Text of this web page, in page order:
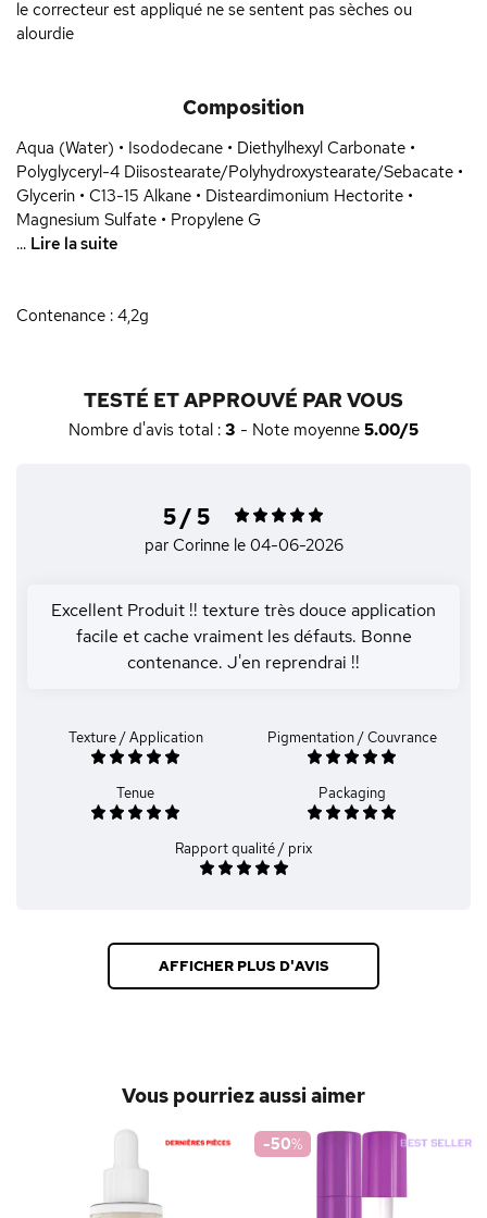
le correcteur est appliqué ne se sentent pas sèches ou
alourdie
Composition
Aqua (Water) • Isododecane • Diethylhexyl Carbonate •
Polyglyceryl-4 Diisostearate/Polyhydroxystearate/Sebacate •
Glycerin • C13-15 Alkane • Disteardimonium Hectorite •
Magnesium Sulfate • Propylene G
... Lire la suite
Contenance : 4,2g
TESTÉ ET APPROUVÉ PAR VOUS
Nombre d'avis total : 3 - Note moyenne 5.00/5
5 / 5
par Corinne le 04-06-2026
Excellent Produit !! texture très douce application
facile et cache vraiment les défauts. Bonne
contenance. J'en reprendrai !!
Texture / Application Pigmentation / Couvrance
Tenue Packaging
Rapport qualité / prix
AFFICHER PLUS D'AVIS
Vous pourriez aussi aimer
-50%